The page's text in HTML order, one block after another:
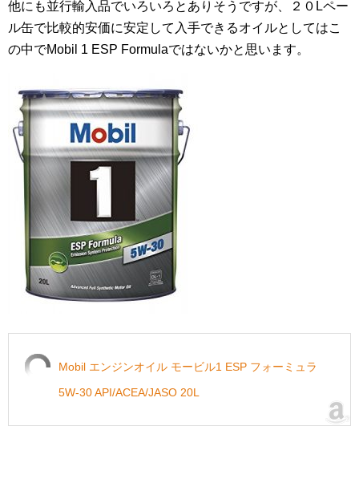
他にも並行輸入品でいろいろとありそうですが、２０Lペー
ル缶で比較的安価に安定して入手できるオイルとしてはこ
の中でMobil 1 ESP Formulaではないかと思います。
Mobil エンジンオイル モービル1 ESP フォーミュラ
5W-30 API/ACEA/JASO 20L